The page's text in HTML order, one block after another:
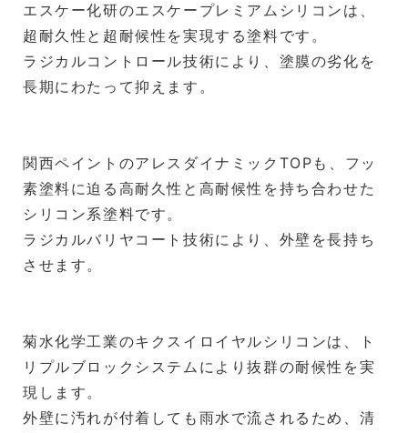
エスケー化研のエスケープレミアムシリコンは、
超耐久性と超耐候性を実現する塗料です。
ラジカルコントロール技術により、塗膜の劣化を
長期にわたって抑えます。
関西ペイントのアレスダイナミックTOPも、フッ
素塗料に迫る高耐久性と高耐候性を持ち合わせた
シリコン系塗料です。
ラジカルバリヤコート技術により、外壁を長持ち
させます。
菊水化学工業のキクスイロイヤルシリコンは、ト
リプルブロックシステムにより抜群の耐候性を実
現します。
外壁に汚れが付着しても雨水で流されるため、清